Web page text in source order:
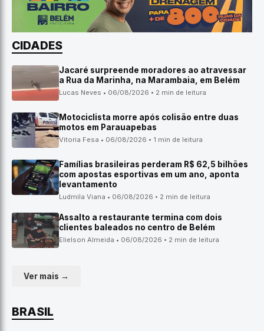
CIDADES
Jacaré surpreende moradores ao atravessar
a Rua da Marinha, na Marambaia, em Belém
Lucas Neves • 06/08/2026 • 2 min de leitura
Motociclista morre após colisão entre duas
motos em Parauapebas
Vitoria Fesa • 06/08/2026 • 1 min de leitura
Famílias brasileiras perderam R$ 62,5 bilhões
com apostas esportivas em um ano, aponta
levantamento
Ludmila Viana • 06/08/2026 • 2 min de leitura
Assalto a restaurante termina com dois
clientes baleados no centro de Belém
Elielson Almeida • 06/08/2026 • 2 min de leitura
Ver mais →
BRASIL